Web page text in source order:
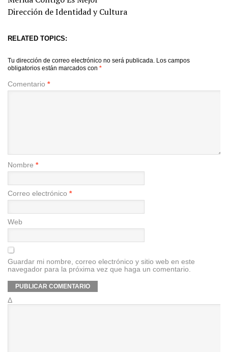
Dirección de Identidad y Cultura
RELATED TOPICS:
Tu dirección de correo electrónico no será publicada. Los campos
obligatorios están marcados con *
Comentario *
Nombre *
Correo electrónico *
Web
Guardar mi nombre, correo electrónico y sitio web en este
navegador para la próxima vez que haga un comentario.
Δ